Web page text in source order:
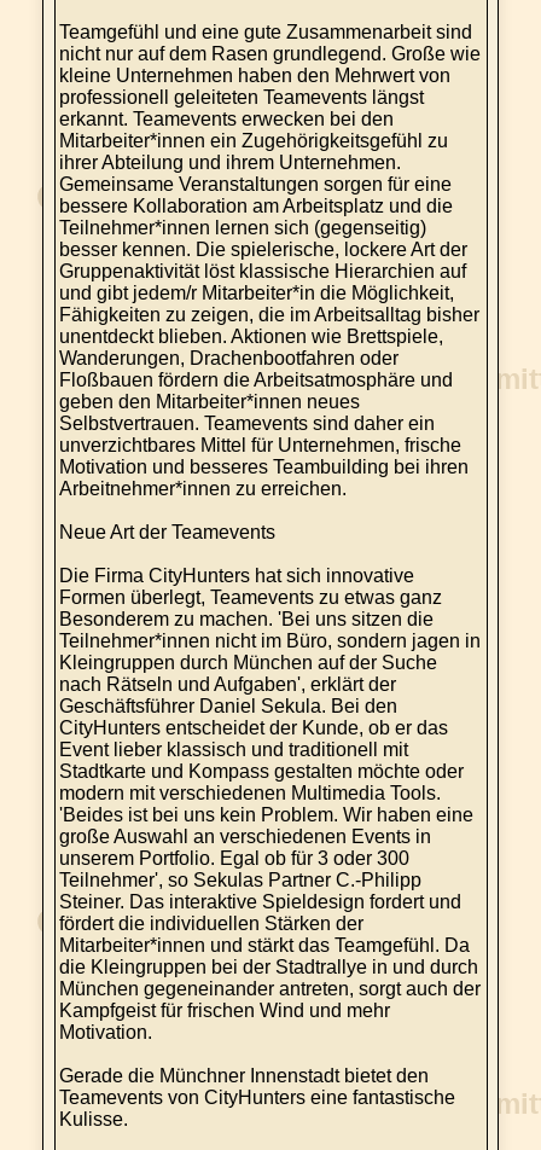
Teamgefühl und eine gute Zusammenarbeit sind
nicht nur auf dem Rasen grundlegend. Große wie
kleine Unternehmen haben den Mehrwert von
professionell geleiteten Teamevents längst
erkannt. Teamevents erwecken bei den
Mitarbeiter*innen ein Zugehörigkeitsgefühl zu
ihrer Abteilung und ihrem Unternehmen.
Gemeinsame Veranstaltungen sorgen für eine
bessere Kollaboration am Arbeitsplatz und die
Teilnehmer*innen lernen sich (gegenseitig)
besser kennen. Die spielerische, lockere Art der
Gruppenaktivität löst klassische Hierarchien auf
und gibt jedem/r Mitarbeiter*in die Möglichkeit,
Fähigkeiten zu zeigen, die im Arbeitsalltag bisher
unentdeckt blieben. Aktionen wie Brettspiele,
Wanderungen, Drachenbootfahren oder
Floßbauen fördern die Arbeitsatmosphäre und
geben den Mitarbeiter*innen neues
Selbstvertrauen. Teamevents sind daher ein
unverzichtbares Mittel für Unternehmen, frische
Motivation und besseres Teambuilding bei ihren
Arbeitnehmer*innen zu erreichen.
Neue Art der Teamevents
Die Firma CityHunters hat sich innovative
Formen überlegt, Teamevents zu etwas ganz
Besonderem zu machen. 'Bei uns sitzen die
Teilnehmer*innen nicht im Büro, sondern jagen in
Kleingruppen durch München auf der Suche
nach Rätseln und Aufgaben', erklärt der
Geschäftsführer Daniel Sekula. Bei den
CityHunters entscheidet der Kunde, ob er das
Event lieber klassisch und traditionell mit
Stadtkarte und Kompass gestalten möchte oder
modern mit verschiedenen Multimedia Tools.
'Beides ist bei uns kein Problem. Wir haben eine
große Auswahl an verschiedenen Events in
unserem Portfolio. Egal ob für 3 oder 300
Teilnehmer', so Sekulas Partner C.-Philipp
Steiner. Das interaktive Spieldesign fordert und
fördert die individuellen Stärken der
Mitarbeiter*innen und stärkt das Teamgefühl. Da
die Kleingruppen bei der Stadtrallye in und durch
München gegeneinander antreten, sorgt auch der
Kampfgeist für frischen Wind und mehr
Motivation.
Gerade die Münchner Innenstadt bietet den
Teamevents von CityHunters eine fantastische
Kulisse.